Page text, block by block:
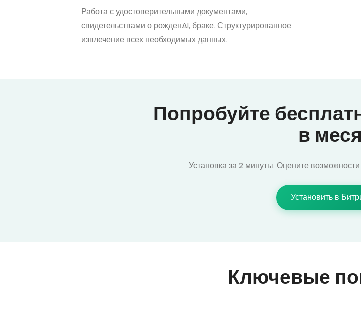
Работа с удостоверительными документами,
свидетельствами о рожденAI, браке. Структурированное
извлечение всех необходимых данных.
Попробуйте
в
Установка за 2 минуты. Оцените
Установить в
Ключевые